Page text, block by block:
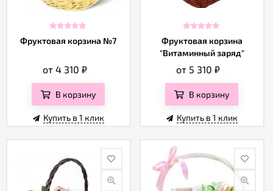
Фруктовая корзина №7
от 4 310 ₽
В корзину
Купить в 1 клик
Фруктовая корзина
"Витаминный заряд"
от 5 310₽
В корзину
Купить в 1 клик